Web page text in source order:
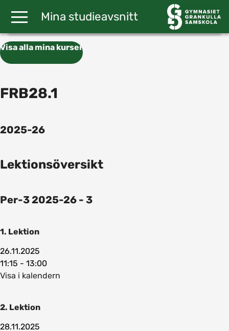
Mina studieavsnitt
Visa alla mina kurser
FRB28.1
2025-26
Lektionsöversikt
Per-3 2025-26 - 3
1. Lektion
26.11.2025
11:15 - 13:00
Visa i kalendern
2. Lektion
28.11.2025